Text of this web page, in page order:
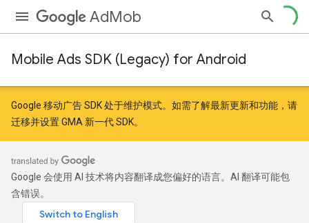
AdMob
Mobile Ads SDK (Legacy) for Android
Google 移动广告 SDK 处于维护模式。如需了解最新更新和功能，请
迁移并设置 GMA 新一代 SDK。
Google 会使用 AI 技术将内容翻译成您偏好的语言。AI 翻译可能包
含错误。